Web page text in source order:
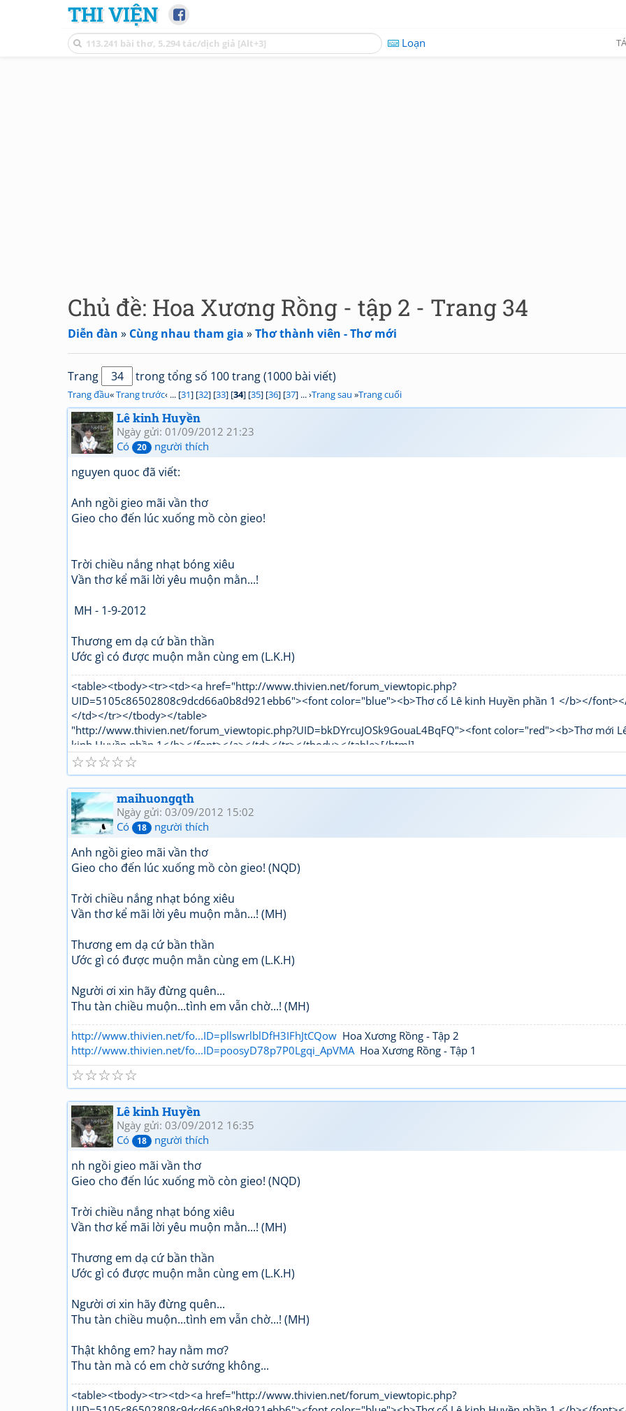
THI VIỆN
Loạn
Chủ đề: Hoa Xương Rồng - tập 2 - Trang 34
Diễn đàn » Cùng nhau tham gia »Thơ thành viên - Thơ mới
Trang trong tổng số 100 trang (1000 bài viết)
Trang đầu«Trang trước‹ ... [31] [32] [33] [34] [35] [36] [37] ... ›Trang sau »Trang cuối
Lê kinh Huyền
Ngày gửi: 01/09/2012 21:23
Có
20 người thích
nguyen quoc đã viết:
Anh ngồi gieo mãi vần thơ
Gieo cho đến lúc xuống mồ còn gieo!
Trời chiều nắng nhạt bóng xiêu
Vần thơ kể mãi lời yêu muộn mằn...!
MH - 1-9-2012
Thương em dạ cứ bần thần
Ước gì có được muộn mằn cùng em (L.K.H)
<table><tbody><tr><td><a href="http://www.thivien.net/forum_viewtopic.php?
UID=5105c86502808c9dcd66a0b8d921ebb6"><font color="blue"><b>Thơ cổ Lê kinh Huyền phần 1 </b></
</td></tr></tbody></table>
"http://www.thivien.net/forum_viewtopic.php?UID=bkDYrcuJOSk9GouaL4BqFQ"><font color="red"><b>Thơ mới
kinh Huyền phần 1</b></font></a></td></tr></tbody></table>[/html]
☆
☆
☆
☆
☆
maihuongqth
Ngày gửi: 03/09/2012 15:02
Có
18 người thích
Anh ngồi gieo mãi vần thơ
Gieo cho đến lúc xuống mồ còn gieo! (NQD)
Trời chiều nắng nhạt bóng xiêu
Vần thơ kể mãi lời yêu muộn mằn...! (MH)
Thương em dạ cứ bần thần
Ước gì có được muộn mằn cùng em (L.K.H)
Người ơi xin hãy đừng quên...
Thu tàn chiều muộn...tình em vẫn chờ...! (MH)
http://www.thivien.net/fo...ID=pllswrlblDfH3IFhJtCQow Hoa Xương Rồng - Tập 2
http://www.thivien.net/fo...ID=poosyD78p7P0Lgqi_ApVMAHoa Xương Rồng - Tập 1
☆
☆
☆
☆
☆
Lê kinh Huyền
Ngày gửi: 03/09/2012 16:35
Có
18 người thích
nh ngồi gieo mãi vần thơ
Gieo cho đến lúc xuống mồ còn gieo! (NQD)
Trời chiều nắng nhạt bóng xiêu
Vần thơ kể mãi lời yêu muộn mằn...! (MH)
Thương em dạ cứ bần thần
Ước gì có được muộn mằn cùng em (L.K.H)
Người ơi xin hãy đừng quên...
Thu tàn chiều muộn...tình em vẫn chờ...! (MH)
Thật không em? hay nằm mơ?
Thu tàn mà có em chờ sướng không...
<table><tbody><tr><td><a href="http://www.thivien.net/forum_viewtopic.php?